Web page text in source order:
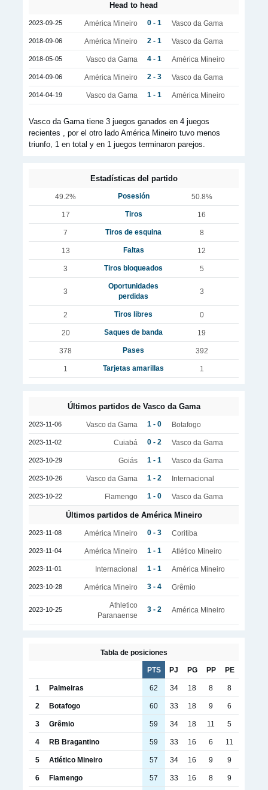
Head to head
2023-09-25 América Mineiro 0 - 1 Vasco da Gama
2018-09-06 América Mineiro 2 - 1 Vasco da Gama
2018-05-05 Vasco da Gama 4 - 1 América Mineiro
2014-09-06 América Mineiro 2 - 3 Vasco da Gama
2014-04-19 Vasco da Gama 1 - 1 América Mineiro
Vasco da Gama tiene 3 juegos ganados en 4 juegos
recientes , por el otro lado América Mineiro tuvo menos
triunfo, 1 en total y en 1 juegos terminaron parejos.
Estadísticas del partido
49.2% Posesión 50.8%
17 Tiros 16
7 Tiros de esquina 8
13 Faltas 12
3 Tiros bloqueados 5
3
Oportunidades
perdidas
3
2 Tiros libres 0
20 Saques de banda 19
378 Pases 392
1 Tarjetas amarillas 1
Últimos partidos de Vasco da Gama
2023-11-06 Vasco da Gama 1 - 0 Botafogo
2023-11-02 Cuiabá 0 - 2 Vasco da Gama
2023-10-29 Goiás 1 - 1 Vasco da Gama
2023-10-26 Vasco da Gama 1 - 2 Internacional
2023-10-22 Flamengo 1 - 0 Vasco da Gama
Últimos partidos de América Mineiro
2023-11-08 América Mineiro 0 - 3 Coritiba
2023-11-04 América Mineiro 1 - 1 Atlético Mineiro
2023-11-01 Internacional 1 - 1 América Mineiro
2023-10-28 América Mineiro 3 - 4 Grêmio
2023-10-25
Athletico
Paranaense
3 - 2 América Mineiro
Tabla de posiciones
PTS PJ PG PP PE
1 Palmeiras 62 34 18 8 8
2 Botafogo 60 33 18 9 6
3 Grêmio 59 34 18 11 5
4 RB Bragantino 59 33 16 6 11
5 Atlético Mineiro 57 34 16 9 9
6 Flamengo 57 33 16 8 9